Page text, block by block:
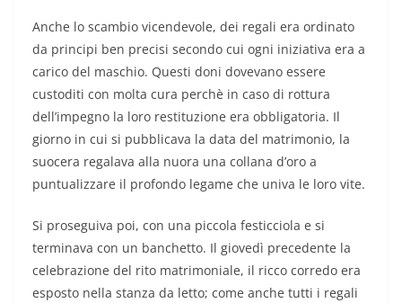
Anche lo scambio vicendevole, dei regali era ordinato
da principi ben precisi secondo cui ogni iniziativa era a
carico del maschio. Questi doni dovevano essere
custoditi con molta cura perchè in caso di rottura
dell’impegno la loro restituzione era obbligatoria. Il
giorno in cui si pubblicava la data del matrimonio, la
suocera regalava alla nuora una collana d’oro a
puntualizzare il profondo legame che univa le loro vite.
Si proseguiva poi, con una piccola festicciola e si
terminava con un banchetto. Il giovedì precedente la
celebrazione del rito matrimoniale, il ricco corredo era
esposto nella stanza da letto; come anche tutti i regali